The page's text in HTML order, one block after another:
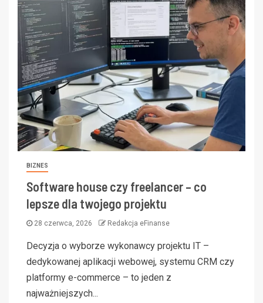
BIZNES
Software house czy freelancer – co
lepsze dla twojego projektu
28 czerwca, 2026 Redakcja eFinanse
Decyzja o wyborze wykonawcy projektu IT –
dedykowanej aplikacji webowej, systemu CRM czy
platformy e-commerce – to jeden z
najważniejszych...